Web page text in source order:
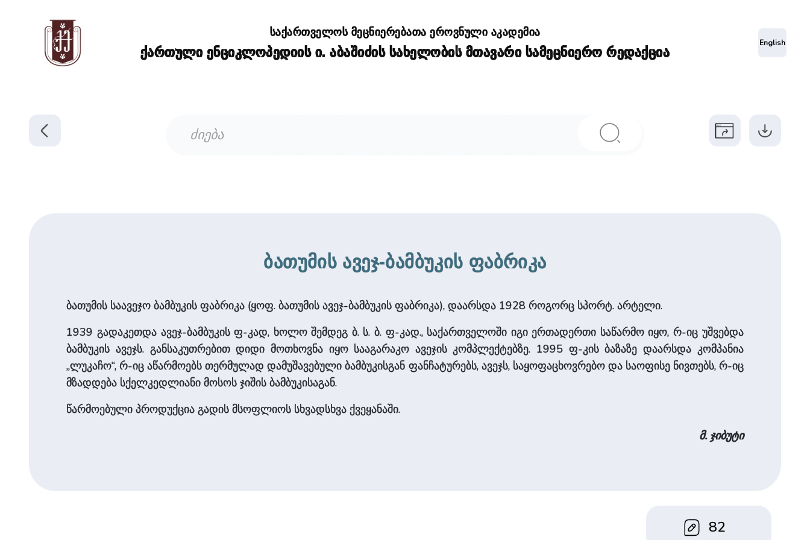
საქართველოს მეცნიერებათა ეროვნული აკადემია
ქართული ენციკლოპედიის ი. აბაშიძის სახელობის მთავარი სამეცნიერო რედაქცია
English
ბათუმის ავეჯ-ბამბუკის ფაბრიკა
ბათუმის საავეჯო ბამბუკის ფაბრიკა (ყოფ. ბათუმის ავეჯ-ბამბუკის ფაბრიკა), დაარსდა 1928 როგორც სპორტ. არტელი.
1939 გადაკეთდა ავეჯ-ბამბუკის ფ-კად, ხოლო შემდეგ ბ. ს. ბ. ფ-კად., საქართველოში იგი ერთადერთი საწარმო იყო, რ-იც უშვებდა
ბამბუკის ავეჯს. განსაკუთრებით დიდი მოთხოვნა იყო სააგარაკო ავეჯის კომპლექტებზე. 1995 ფ-კის ბაზაზე დაარსდა კომპანია
„ლუკაჩო“, რ-იც აწარმოებს თერმულად დამუშავებული ბამბუკისგან ფანჩატურებს, ავეჯს, საყოფაცხოვრებო და საოფისე ნივთებს, რ-იც
მზადდება სქელკედლიანი მოსოს ჯიშის ბამბუკისაგან.
წარმოებული პროდუქცია გადის მსოფლიოს სხვადსხვა ქვეყანაში.
მ. ჯიბუტი
82